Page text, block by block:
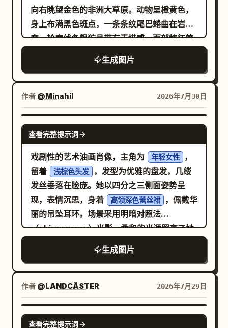
方形的横向构图。避免写实主义、渐变、细线
条艺术或多余的文字。
向右眺望金色的非洲大草原。动物呈橙黄色，
身上布满黑色斑点，一条条纹尾巴蜷曲在岩石
旁，轮廓线条粗犷且带有素描感，面部特征简
单友好，姿态呈沉思状。在右中方的远处，画
上 4 只小斑马，它们正排成松散的队列穿过草
地。添加稀疏的草原细节：干枯的黄草、几丛
绿褐色的灌木、右侧地平线上的一棵平顶金合
欢树、左边缘隐约可见的树叶，以及明亮的蓝
色纹理天空。包含 3 朵带有粗黑轮廓的白云：
右上角一朵大云，上方中心一朵小云，地平线
附近一朵极小的云。在豹子上方，放置一个带
有粗黑轮廓和两个小气泡点的白色思考气泡，
其中包含粗体的日语文字：
前菜、主菜、副菜、デザート… 。使用粗糙的油
画棒或蜡笔质感，呈现可见的笔触、不规则的
边缘、童趣的比例、高对比度的黑色轮廓、饱
和的色彩以及适合绘本的构图。画布保持 4:3
横向比例，拒绝写实风格，不要添加额外动
物，不要添加水印。
生成图片
作者 @Minahil 2026年7月30日
NANO BANANA PRO
查看完整提示词
戏剧性的艺术油画肖像，主角为 年轻女性
，
留着
浅棕色头发
，发型为优雅的盘发，几缕
发丝垂落在脸庞。她以四分之三侧面姿势呈
现，表情沉思，身着
高领深色蕾丝裙
，佩戴华
丽的吊坠耳环。场景采用明暗对照法
（chiaroscuro）光影，柔和的光源照亮了她
脸部的右侧、鼻子和嘴唇，而其余五官及富有
质感的深色背景则隐没在深邃、忧郁的阴影
中。数字绘画风格强调可见的笔触，呈现出令
人联想到文艺复兴时期肖像画的丰富古典质
感。
生成图片
作者 @LANDCÄSTER 2026年7月29日
GPT IMAGE 2
查看完整提示词